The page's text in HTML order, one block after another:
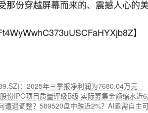
那份穿越屏幕而来的、震撼人心的美
】
：2025年三季报净利润为7680.04万元
份IPO项目质量评级B级 实际募集金额缩水近
遇调整？589520盘中跌近2%？AI亟需自主